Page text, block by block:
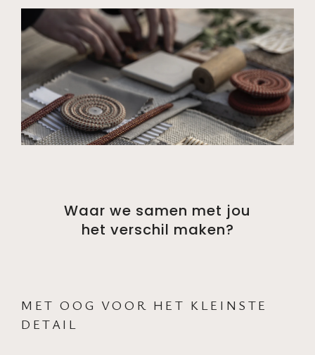
Waar we samen met jou
het verschil maken?
MET OOG VOOR HET KLEINSTE
DETAIL